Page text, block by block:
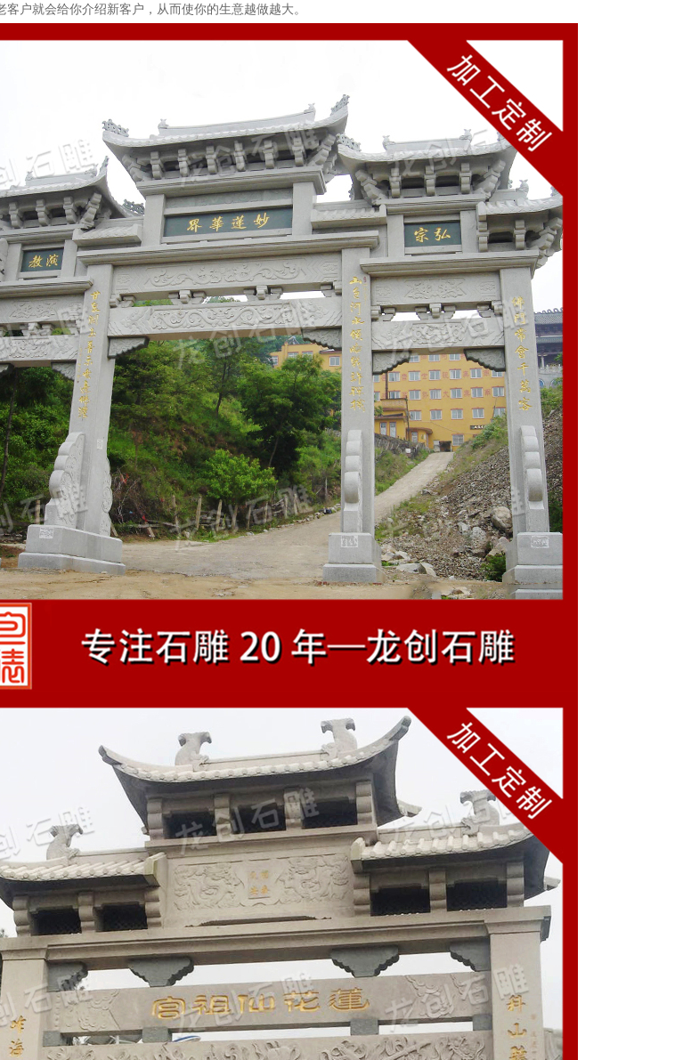
客户就会给你介绍新客户，从而使你的生意越做越大。